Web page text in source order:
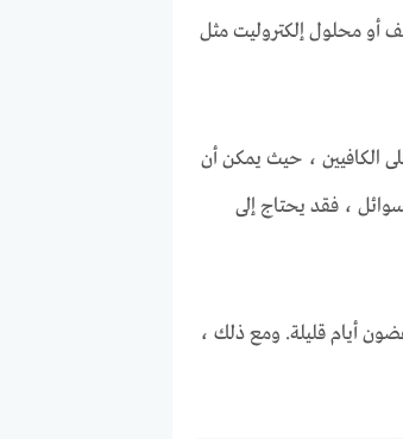
أو محلول إلكتروليت مثل
الكافيين ، حيث يمكن أن
، فقد يحتاج إلى
أيام قليلة. ومع ذلك ،